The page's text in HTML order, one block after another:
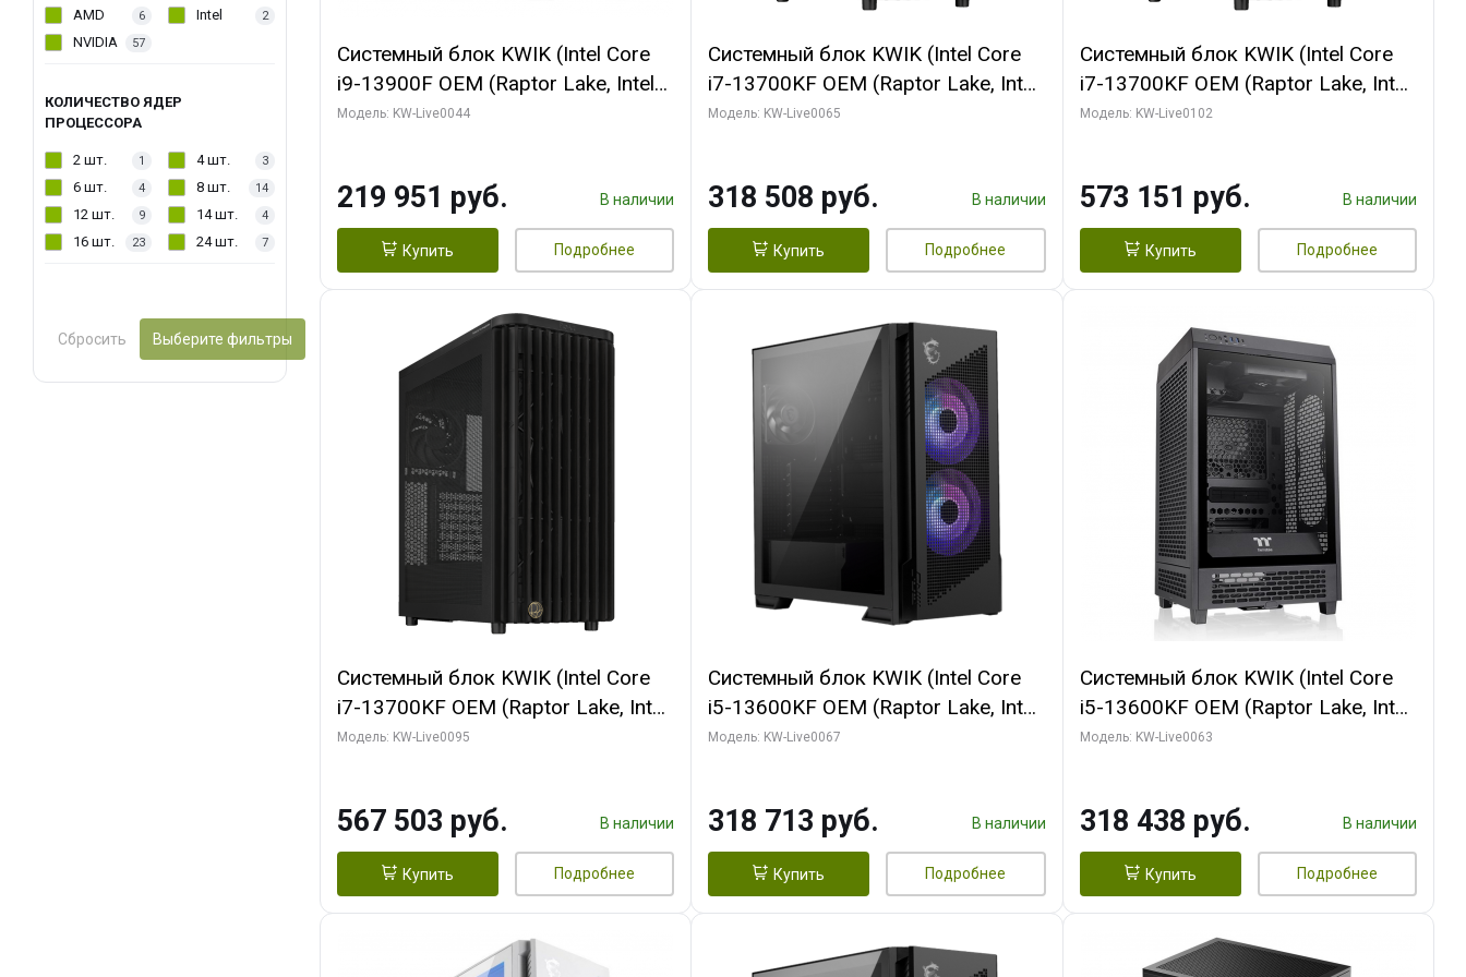
AMD 6 Intel 2
NVIDIA 57
КОЛИЧЕСТВО ЯДЕР
ПРОЦЕССОРА
2 шт. 1 4 шт. 3
6 шт. 4 8 шт. 14
12 шт. 9 14 шт. 4
16 шт. 23 24 шт. 7
Сбросить Выберите фильтры
Системный блок KWIK (Intel Core
i9-13900F OEM (Raptor Lake, Intel
7, Efficient-co/ 32 ГБ ОЗУ (2
HD/ 512 ГБ SSD)
Модель: KW-Live0044
219 951 руб. В наличии
Купить Подробнее
Системный блок KWIK (Intel Core
i7-13700KF OEM (Raptor Lake, Intel
7, C16 8EC/8PC/ 64 ГБ ОЗУ (2
2/ 1 ТБ SSD)
Модель: KW-Live0065
318 508 руб. В наличии
Купить Подробнее
Системный блок KWIK (Intel Core
i7-13700KF OEM (Raptor Lake, Intel
7, C16 8EC/8PC/ 32 ГБ ОЗУ (2
Turbo/ 960 ГБ SSD)
Модель: KW-Live0102
573 151 руб. В наличии
Купить Подробнее
Системный блок KWIK (Intel Core
i7-13700KF OEM (Raptor Lake, Intel
7, C16 8EC/8PC/ 32 ГБ ОЗУ (2
Turbo/ 512 ГБ SSD)
Модель: KW-Live0095
567 503 руб. В наличии
Купить Подробнее
Системный блок KWIK (Intel Core
i5-13600KF OEM (Raptor Lake, Intel
7, C14 8EC/6PC/ 64 ГБ ОЗУ/ Palit
SSD)
Модель: KW-Live0067
318 713 руб. В наличии
Купить Подробнее
Системный блок KWIK (Intel Core
i5-13600KF OEM (Raptor Lake, Intel
7, C14 8EC/6PC/ 64 ГБ ОЗУ/ MSI
SSD)
Модель: KW-Live0063
318 438 руб. В наличии
Купить Подробнее